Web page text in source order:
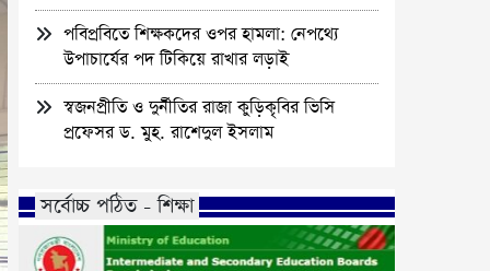
পবিপ্রবিতে শিক্ষকদের ওপর হামলা: নেপথ্যে
উপাচার্যের পদ টিকিয়ে রাখার লড়াই
স্বজনপ্রীতি ও দুর্নীতির রাজা কুড়িকৃবির ভিসি
প্রফেসর ড. মুহ. রাশেদুল ইসলাম
সর্বোচ্চ পঠিত - শিক্ষা